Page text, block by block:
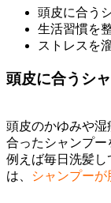
頭皮に合う
生活習慣を
ストレスを
頭皮に合うシ
頭皮のかゆみや湿
合ったシャンプー
例えば毎日洗髪
は、
シャンプー